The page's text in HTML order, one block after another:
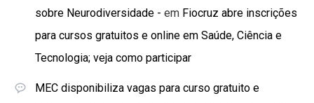
sobre Neurodiversidade - em Fiocruz abre inscrições
para cursos gratuitos e online em Saúde, Ciência e
Tecnologia; veja como participar
MEC disponibiliza vagas para curso gratuito e